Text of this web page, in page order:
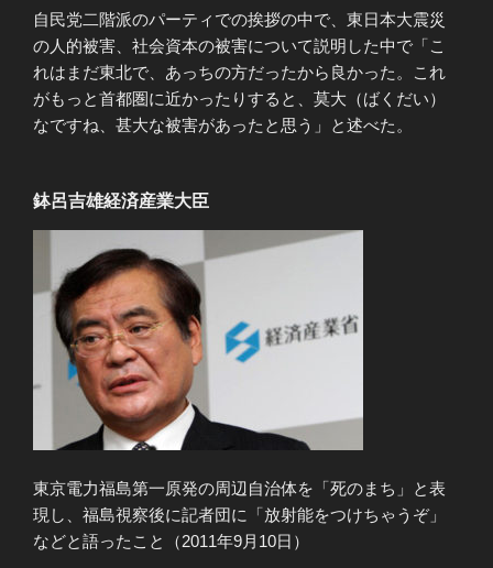
自民党二階派のパーティでの挨拶の中で、東日本大震災
の人的被害、社会資本の被害について説明した中で「こ
れはまだ東北で、あっちの方だったから良かった。これ
がもっと首都圏に近かったりすると、莫大（ばくだい）
なですね、甚大な被害があったと思う」と述べた。
鉢呂吉雄経済産業大臣
東京電力福島第一原発の周辺自治体を「死のまち」と表
現し、福島視察後に記者団に「放射能をつけちゃうぞ」
などと語ったこと（2011年9月10日）